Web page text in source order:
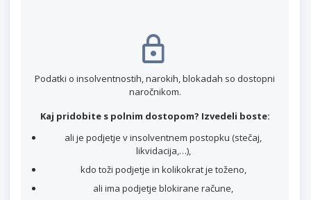
Podatki o insolventnostih, narokih, blokadah so dostopni
naročnikom.
Kaj pridobite s polnim dostopom? Izvedeli boste:
ali je podjetje v insolventnem postopku (stečaj,
likvidacija,…),
kdo toži podjetje in kolikokrat je toženo,
ali ima podjetje blokirane račune,